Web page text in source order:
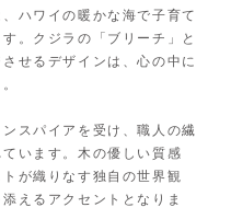
ハワイの暖かな海で子育て
。クジラの「ブリーチ」と
せるデザインは、心の中に
スパイアを受け、職人の繊
います。木の優しい質感
が織りなす独自の世界観
えるアクセントとなりま